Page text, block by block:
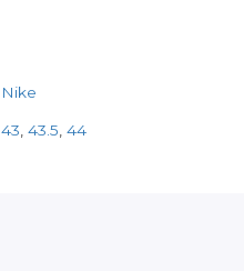
Nike
43 43.5 44